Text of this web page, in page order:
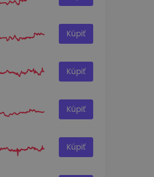
Kúpiť
Kúpiť
Kúpiť
Kúpiť